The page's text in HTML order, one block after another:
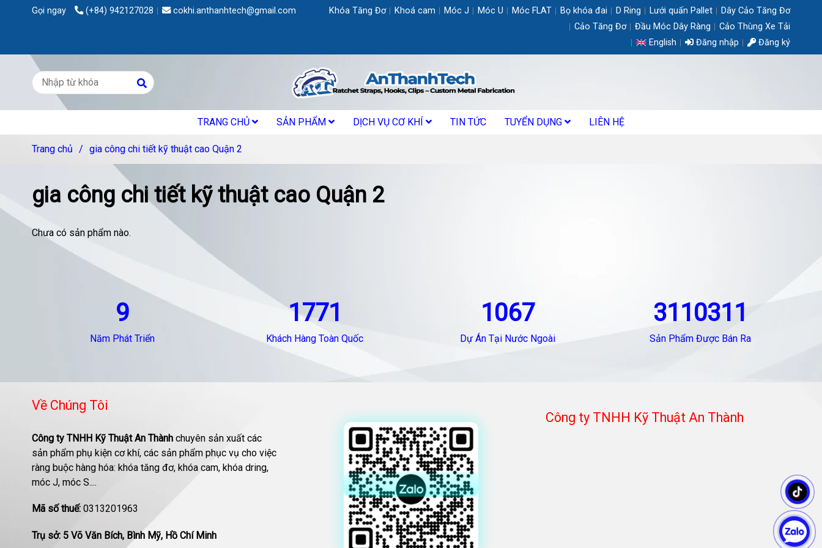
Gọi ngay (+84) 942127028 cokhi.anthanhtech@gmail.com Khóa Tăng Đơ Khoá cam Móc J Móc U Móc FLAT Bọ khóa đai D Ring Lưới quấn Pallet
Dây Cảo Tăng Đơ
Cảo Tăng Đơ
Đầu Móc Dây Ràng
Cảo Thùng Xe Tải
English
Đăng nhập Đăng ký
TRANG CHỦ SẢN PHẨM DỊCH VỤ CƠ KHÍ TIN TỨC TUYỂN DỤNG LIÊN HỆ
Trang chủ / gia công chi tiết kỹ thuật cao Quận 2
gia công chi tiết kỹ thuật cao Quận 2
Chưa có sản phẩm nào.
9
Năm Phát Triển
1771
Khách Hàng Toàn Quốc
1067
Dự Án Tại Nước Ngoài
3110311
Sản Phẩm Được Bán Ra
Về Chúng Tôi
Công ty TNHH Kỹ Thuật An Thành chuyên sản xuất các
sản phẩm phụ kiện cơ khí, các sản phẩm phục vụ cho việc
ràng buộc hàng hóa: khóa tăng đơ, khóa cam, khóa dring,
móc J, móc S....
Mã số thuế: 0313201963
Trụ sở: 5 Võ Văn Bích, Bình Mỹ, Hồ Chí Minh
Công ty TNHH Kỹ Thuật An Thành